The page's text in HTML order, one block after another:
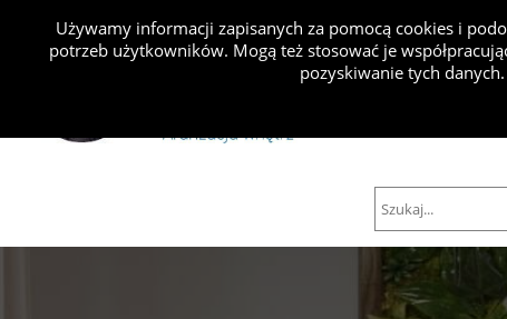
Projekty
Używamy informacji zapisanych za pomocą cookies i
potrzeb użytkowników. Mogą też stosować je
pozyskiwanie tych